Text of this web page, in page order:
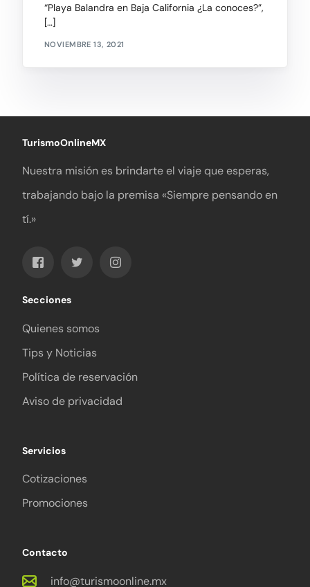
“Playa Balandra en Baja California ¿La conoces?”,
[…]
NOVIEMBRE 13, 2021
TurismoOnlineMX
Nuestra misión es brindarte el viaje que esperas,
trabajando bajo la premisa «Siempre pensando en
tí.»
Secciones
Quienes somos
Tips y Noticias
Política de reservación
Aviso de privacidad
Servicios
Cotizaciones
Promociones
Contacto
info@turismoonline.mx